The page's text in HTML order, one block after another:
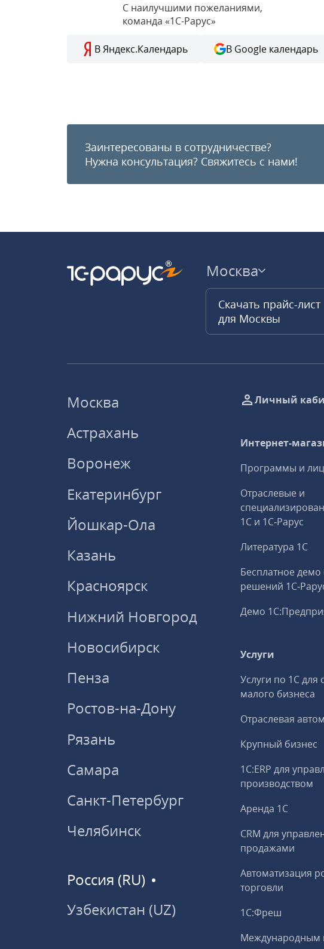
С наилучшими пожеланиями,
команда «1С-Рарус»
В Яндекс.Календарь В Google календарь
Заинтересованы в сотрудничестве?
Нужна консультация? Свяжитесь с нами!
Москва
Скачать прайс-лист
для Москвы
Москва
Астрахань
Воронеж
Екатеринбург
Йошкар-Ола
Казань
Красноярск
Нижний Новгород
Новосибирск
Пенза
Ростов-на-Дону
Рязань
Самара
Санкт-Петербург
Челябинск
Россия (RU)
Узбекистан (UZ)
Личный
Интернет-
Программы и
Отраслевые и
1С и 1С‑Рарус
Литература 1С
Бесплатное демо
решений
Демо
Услуги
Услуги по 1С для
малого бизнеса
Отраслевая
Крупный бизнес
1С:ERP для
производством
Аренда 1С
CRM для
продажами
Автоматизация
торговли
1С:Фреш
Международным